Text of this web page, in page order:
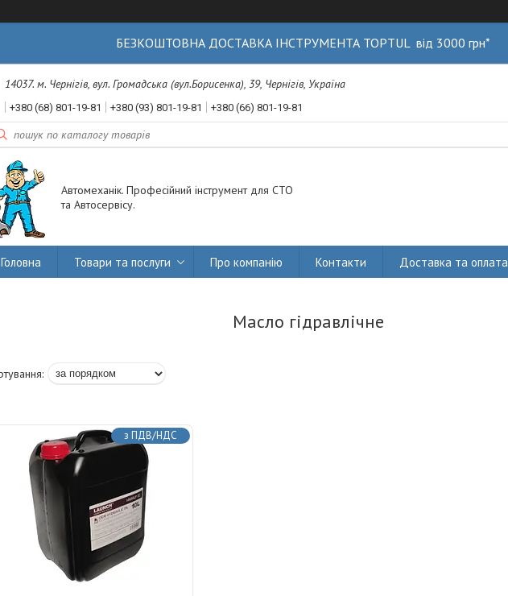
БЕЗКОШТОВНА ДОСТАВКА ІНСТРУМЕНТА TOPTUL від 3000 грн*
14037. м. Чернігів, вул. Громадська (вул.Борисенка), 39, Чернігів, Україна
+380 (68) 801-19-81 +380 (93) 801-19-81 +380 (66) 801-19-81
Автомеханік. Професійний інструмент для СТО
та Автосервісу.
Головна Товари та послуги Про компанію Контакти Доставка та оплата
Масло гідравлічне
з ПДВ/НДС